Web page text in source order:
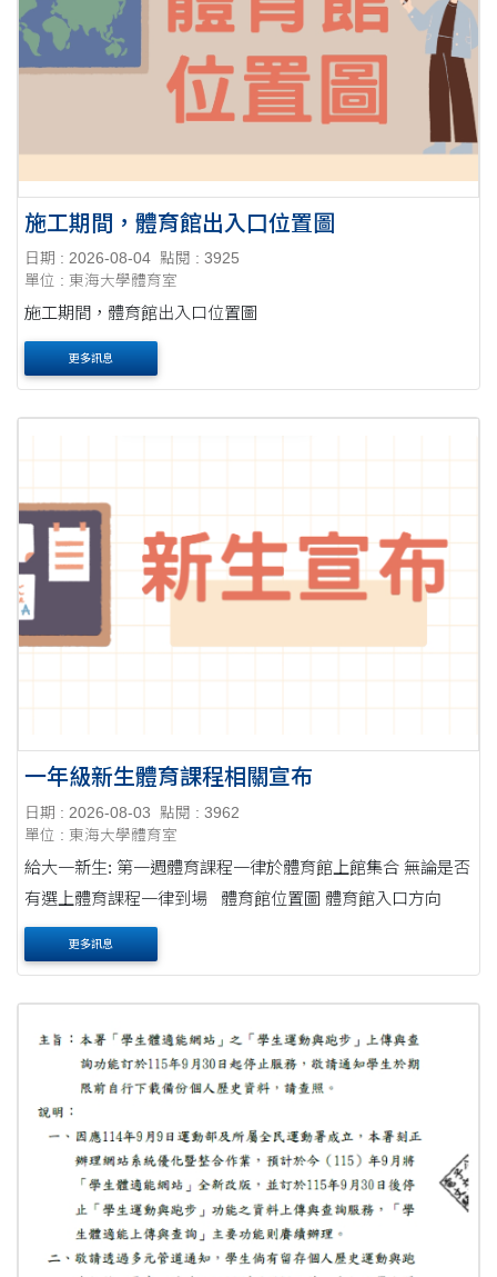
施工期間，體育館出入口位置圖
日期 : 2026-08-04 點閱 : 3925
單位 : 東海大學體育室
施工期間，體育館出入口位置圖
更多訊息
一年級新生體育課程相關宣布
日期 : 2026-08-03
點閱 : 3962
單位 : 東海大學體育室
給大一新生: 第一週體育課程一律於體育館上館集合 無論是否
有選上體育課程一律到場 體育館位置圖 體育館入口方向
更多訊息